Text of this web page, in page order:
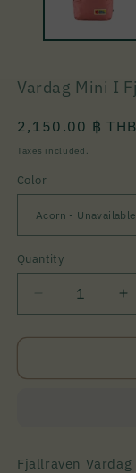
Vardag Mini I
Regular
price
2,150.00 ฿ THB
Taxes included.
Color
Quantity
Quantity
Decrease
quantity
for
Mini
Fjallraven